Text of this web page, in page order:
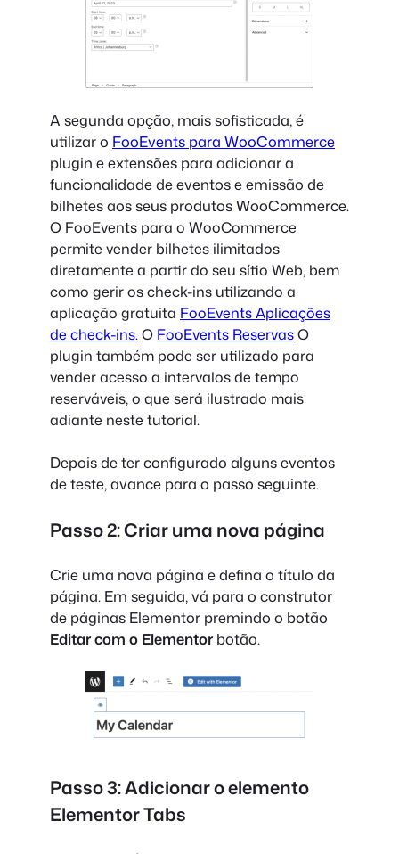
A segunda opção, mais sofisticada, é
utilizar o FooEvents para WooCommerce
plugin e extensões para adicionar a
funcionalidade de eventos e emissão de
bilhetes aos seus produtos WooCommerce.
O FooEvents para o WooCommerce
permite vender bilhetes ilimitados
diretamente a partir do seu sítio Web, bem
como gerir os check-ins utilizando a
aplicação gratuita FooEvents Aplicações
de check-ins.O FooEvents ReservasO
plugin também pode ser utilizado para
vender acesso a intervalos de tempo
reserváveis, o que será ilustrado mais
adiante neste tutorial.
Depois de ter configurado alguns eventos
de teste, avance para o passo seguinte.
Passo 2: Criar uma nova página
Crie uma nova página e defina o título da
página. Em seguida, vá para o construtor
de páginas Elementor premindo o botão
Editar com o Elementor botão.
Passo 3: Adicionar o elemento
Elementor Tabs